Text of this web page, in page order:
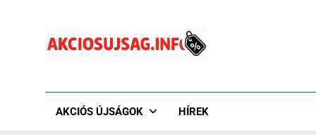
tartalomra
Akciósújság.info
AKCIÓS ÚJSÁGOK HÍREK